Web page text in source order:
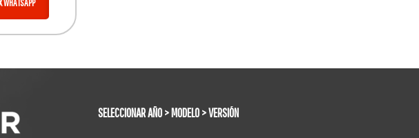
WHATSAPP
SELECCIONAR AÑO > MODELO > VERSIÓN